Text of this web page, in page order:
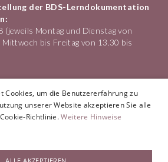
der BDS-Lerndokumentation
(jeweils Montag und Dienstag von
bis Freitag von 13.30 bis
Cookies, um die Benutzererfahrung zu
unserer Website akzeptieren Sie alle
Richtlinie.Weitere Hinweise